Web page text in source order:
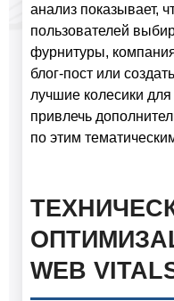
анализ показывает,
пользователей
фурнитуры,
блог-пост или
лучшие колесики
привлечь
по этим
WEB